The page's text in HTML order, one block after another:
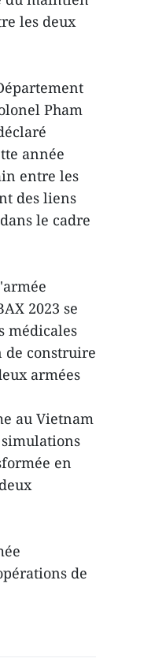
les deux
Pham
année
entre les
des liens
le cadre
2023 se
médicales
construire
armées
au Vietnam
simulations
en
de